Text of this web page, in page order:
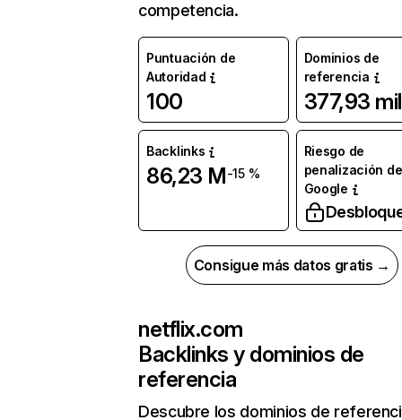
competencia.
Puntuación de
Autoridad
100
Dominios de
referencia
377,93 mil
Backlinks
86,23 M-15 %
Riesgo de
penalización de
Google
Consigue más datos gratis →
netflix.com
Backlinks y dominios de
referencia
Descubre los dominios de